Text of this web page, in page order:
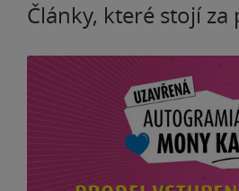
Články, které stojí